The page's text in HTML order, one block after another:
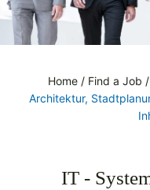
Home / Find a Job /
Architektur,
IT -